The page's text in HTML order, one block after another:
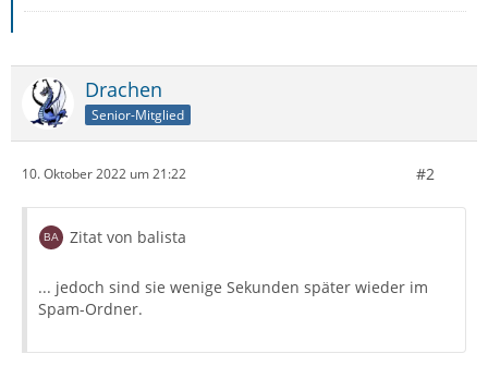
Drachen
Senior-Mitglied
10. Oktober 2022 um 21:22 #2
Zitat von balista
... jedoch sind sie wenige Sekunden später wieder im
Spam-Ordner.